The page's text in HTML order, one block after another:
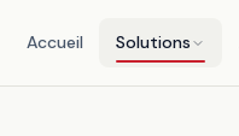
Accueil Solutions